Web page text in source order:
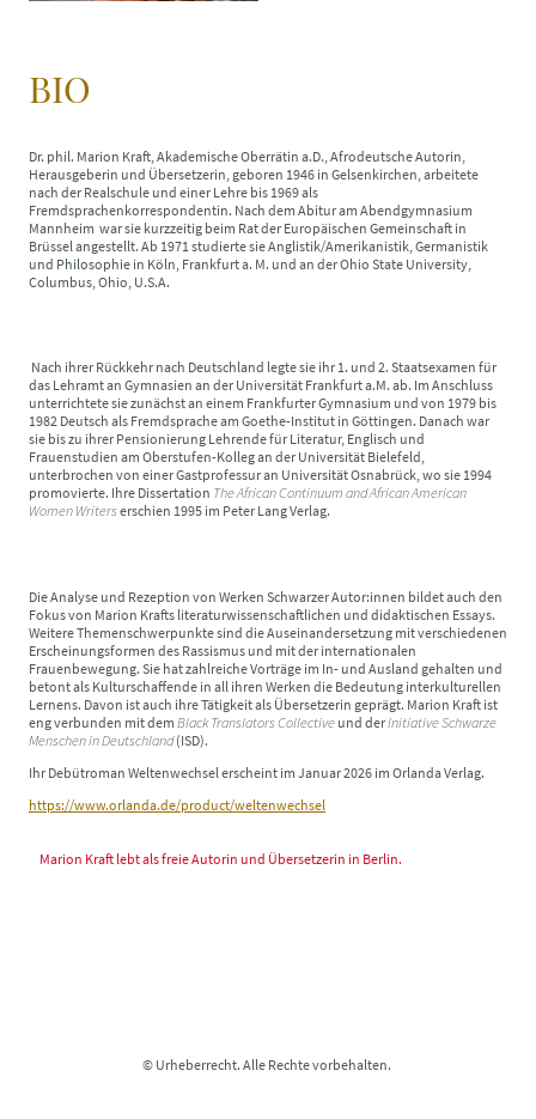
BIO
Dr. phil. Marion Kraft, Akademische Oberrätin a.D., Afrodeutsche Autorin,
Herausgeberin und Übersetzerin, geboren 1946 in Gelsenkirchen, arbeitete
nach der Realschule und einer Lehre bis 1969 als
Fremdsprachenkorrespondentin. Nach dem Abitur am Abendgymnasium
Mannheim war sie kurzzeitig beim Rat der Europäischen Gemeinschaft in
Brüssel angestellt. Ab 1971 studierte sie Anglistik/Amerikanistik, Germanistik
und Philosophie in Köln, Frankfurt a. M. und an der Ohio State University,
Columbus, Ohio, U.S.A.
Nach ihrer Rückkehr nach Deutschland legte sie ihr 1. und 2. Staatsexamen für
das Lehramt an Gymnasien an der Universität Frankfurt a.M. ab. Im Anschluss
unterrichtete sie zunächst an einem Frankfurter Gymnasium und von 1979 bis
1982 Deutsch als Fremdsprache am Goethe-Institut in Göttingen. Danach war
sie bis zu ihrer Pensionierung Lehrende für Literatur, Englisch und
Frauenstudien am Oberstufen-Kolleg an der Universität Bielefeld,
unterbrochen von einer Gastprofessur an Universität Osnabrück, wo sie 1994
promovierte. Ihre Dissertation The African Continuum and African American
Women Writerserschien 1995 im Peter Lang Verlag.
Die Analyse und Rezeption von Werken Schwarzer Autor:innen bildet auch den
Fokus von Marion Krafts literaturwissenschaftlichen und didaktischen Essays.
Weitere Themenschwerpunkte sind die Auseinandersetzung mit verschiedenen
Erscheinungsformen des Rassismus und mit der internationalen
Frauenbewegung. Sie hat zahlreiche Vorträge im In- und Ausland gehalten und
betont als Kulturschaffende in all ihren Werken die Bedeutung interkulturellen
Lernens. Davon ist auch ihre Tätigkeit als Übersetzerin geprägt. Marion Kraft ist
eng verbunden mit dem Black Translators Collective und derInitiative Schwarze
Menschen in Deutschland(ISD).
Ihr Debütroman Weltenwechsel erscheint im Januar 2026 im Orlanda Verlag.
https://www.orlanda.de/product/weltenwechsel
Marion Kraft lebt als freie Autorin und Übersetzerin in Berlin.
© Urheberrecht. Alle Rechte vorbehalten.